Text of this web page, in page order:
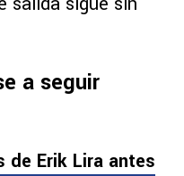
a seguir
de Erik Lira antes